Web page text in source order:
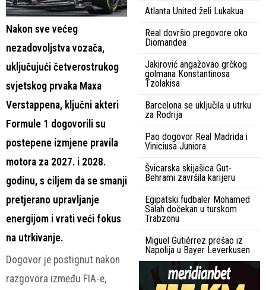
Nakon sve većeg
nezadovoljstva vozača,
uključujući četverostrukog
svjetskog prvaka Maxa
Verstappena, ključni akteri
Formule 1 dogovorili su
postepene izmjene pravila
motora za 2027. i 2028.
godinu, s ciljem da se smanji
pretjerano upravljanje
energijom i vrati veći fokus
na utrkivanje.
Dogovor je postignut nakon
razgovora između FIA-e,
Atlanta United želi Lukakua
Real dovršio pregovore oko
Diomandea
Jakirović angažovao grčkog
golmana Konstantinosa
Tzolakisa
Barcelona se uključila u utrku
za Rodrija
Pao dogovor Real Madrida i
Viniciusa Juniora
Švicarska skijašica Gut-
Behrami završila karijeru
Egipatski fudbaler Mohamed
Salah dočekan u turskom
Trabzonu
Miguel Gutiérrez prešao iz
Napolija u Bayer Leverkusen